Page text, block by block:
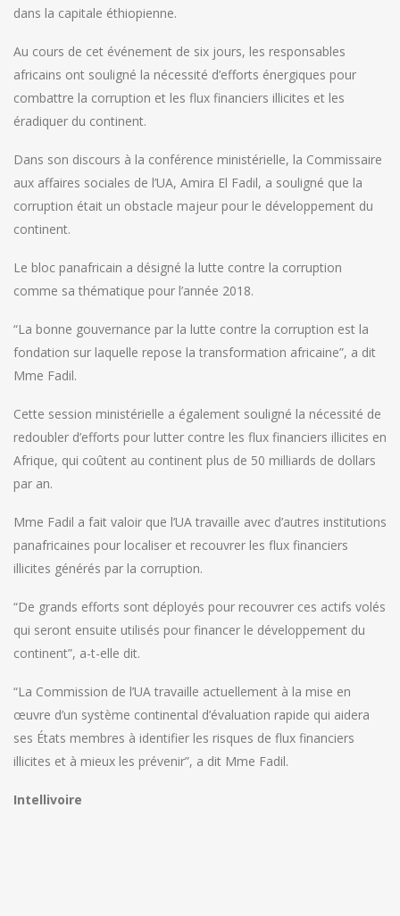
dans la capitale éthiopienne.
Au cours de cet événement de six jours, les responsables
africains ont souligné la nécessité d’efforts énergiques pour
combattre la corruption et les flux financiers illicites et les
éradiquer du continent.
Dans son discours à la conférence ministérielle, la Commissaire
aux affaires sociales de l’UA, Amira El Fadil, a souligné que la
corruption était un obstacle majeur pour le développement du
continent.
Le bloc panafricain a désigné la lutte contre la corruption
comme sa thématique pour l’année 2018.
“La bonne gouvernance par la lutte contre la corruption est la
fondation sur laquelle repose la transformation africaine”, a dit
Mme Fadil.
Cette session ministérielle a également souligné la nécessité de
redoubler d’efforts pour lutter contre les flux financiers illicites en
Afrique, qui coûtent au continent plus de 50 milliards de dollars
par an.
Mme Fadil a fait valoir que l’UA travaille avec d’autres institutions
panafricaines pour localiser et recouvrer les flux financiers
illicites générés par la corruption.
“De grands efforts sont déployés pour recouvrer ces actifs volés
qui seront ensuite utilisés pour financer le développement du
continent”, a-t-elle dit.
“La Commission de l’UA travaille actuellement à la mise en
œuvre d’un système continental d’évaluation rapide qui aidera
ses États membres à identifier les risques de flux financiers
illicites et à mieux les prévenir”, a dit Mme Fadil.
Intellivoire